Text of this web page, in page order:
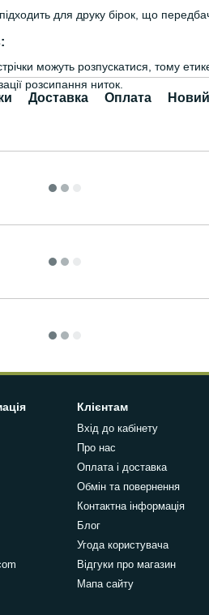
підходить для друку бірок, що
можуть розпускатися, тому
розсипання ниток.
Доставка Оплата
Клієнтам
Вхід до кабінету
Про нас
Оплата і доставка
Обмін та повернення
Контактна інформація
Блог
Угода користувача
Відгуки про магазин
Мапа сайту